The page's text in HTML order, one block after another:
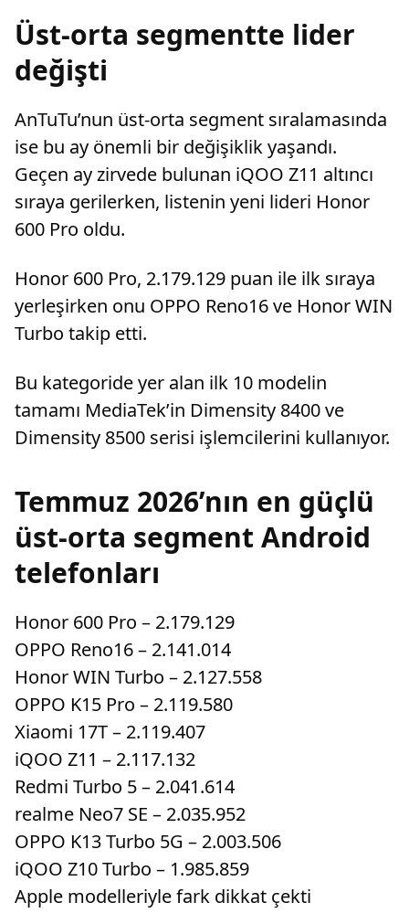
Üst-orta segmentte lider
değişti
AnTuTu’nun üst-orta segment sıralamasında
ise bu ay önemli bir değişiklik yaşandı.
Geçen ay zirvede bulunan iQOO Z11 altıncı
sıraya gerilerken, listenin yeni lideri Honor
600 Pro oldu.
Honor 600 Pro, 2.179.129 puan ile ilk sıraya
yerleşirken onu OPPO Reno16 ve Honor WIN
Turbo takip etti.
Bu kategoride yer alan ilk 10 modelin
tamamı MediaTek’in Dimensity 8400 ve
Dimensity 8500 serisi işlemcilerini kullanıyor.
Temmuz 2026’nın en güçlü
üst-orta segment Android
telefonları
Honor 600 Pro – 2.179.129
OPPO Reno16 – 2.141.014
Honor WIN Turbo – 2.127.558
OPPO K15 Pro – 2.119.580
Xiaomi 17T – 2.119.407
iQOO Z11 – 2.117.132
Redmi Turbo 5 – 2.041.614
realme Neo7 SE – 2.035.952
OPPO K13 Turbo 5G – 2.003.506
iQOO Z10 Turbo – 1.985.859
Apple modelleriyle fark dikkat çekti